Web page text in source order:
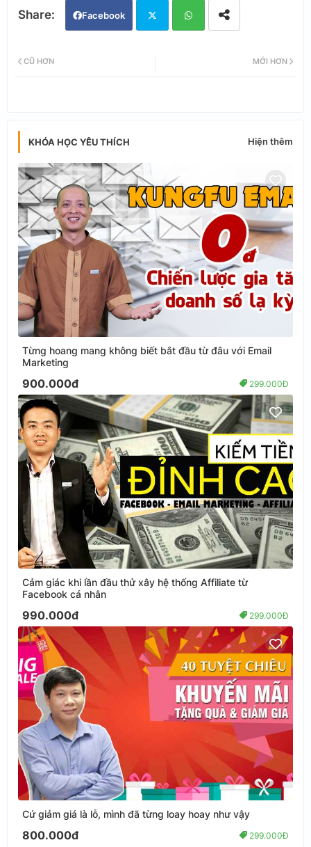
Facebook
MỚI HƠN
CŨ HƠN
KHÓA HỌC YÊU THÍCH Hiện thêm
Từng hoang mang không biết bắt đầu từ đâu với Email
Marketing
900.000đ 299.000Đ
Cảm giác khi lần đầu thử xây hệ thống Affiliate từ
Facebook cá nhân
990.000đ 299.000Đ
Cứ giảm giá là lỗ, mình đã từng loay hoay như vậy
800.000đ 299.000Đ